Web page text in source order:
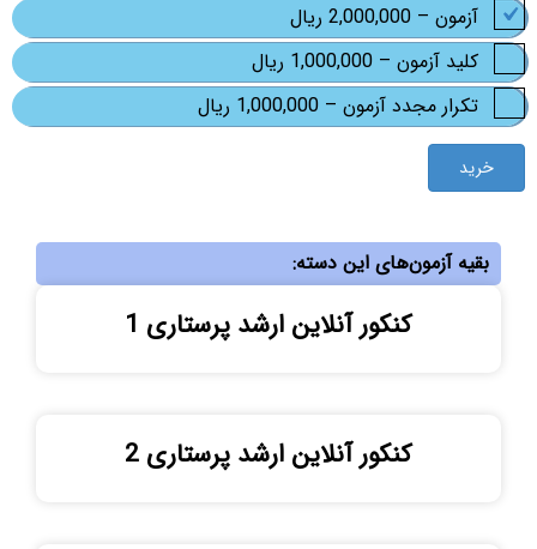
آزمون – 2,000,000 ریال
کلید آزمون – 1,000,000 ریال
تکرار مجدد آزمون – 1,000,000 ریال
خرید
بقیه آزمون‌های این دسته:
کنکور آنلاین ارشد پرستاری 1
کنکور آنلاین ارشد پرستاری 2